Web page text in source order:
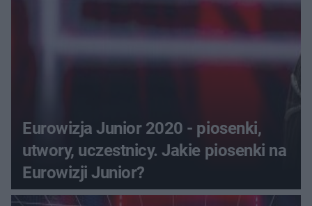
Eurowizja Junior 2020 - piosenki,
utwory, uczestnicy. Jakie piosenki na
Eurowizji Junior?